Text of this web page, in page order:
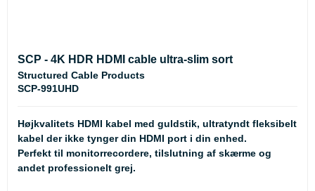
SCP - 4K HDR HDMI cable ultra-slim sort
Structured Cable Products
SCP-991UHD
Højkvalitets HDMI kabel med guldstik, ultratyndt fleksibelt
kabel der ikke tynger din HDMI port i din enhed.
Perfekt til monitorrecordere, tilslutning af skærme og
andet professionelt grej.